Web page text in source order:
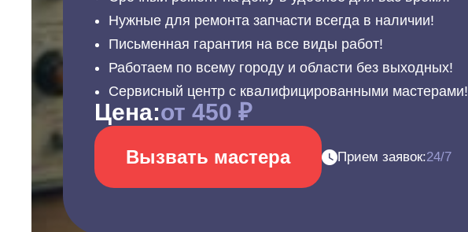
Нужные для ремонта запчасти всегда в наличии!
Письменная гарантия на все виды работ!
Работаем по всему городу и области без выходных!
Сервисный центр с квалифицированными мастерами!
Цена:от 450 ₽
Вызвать мастера Прием заявок:24/7